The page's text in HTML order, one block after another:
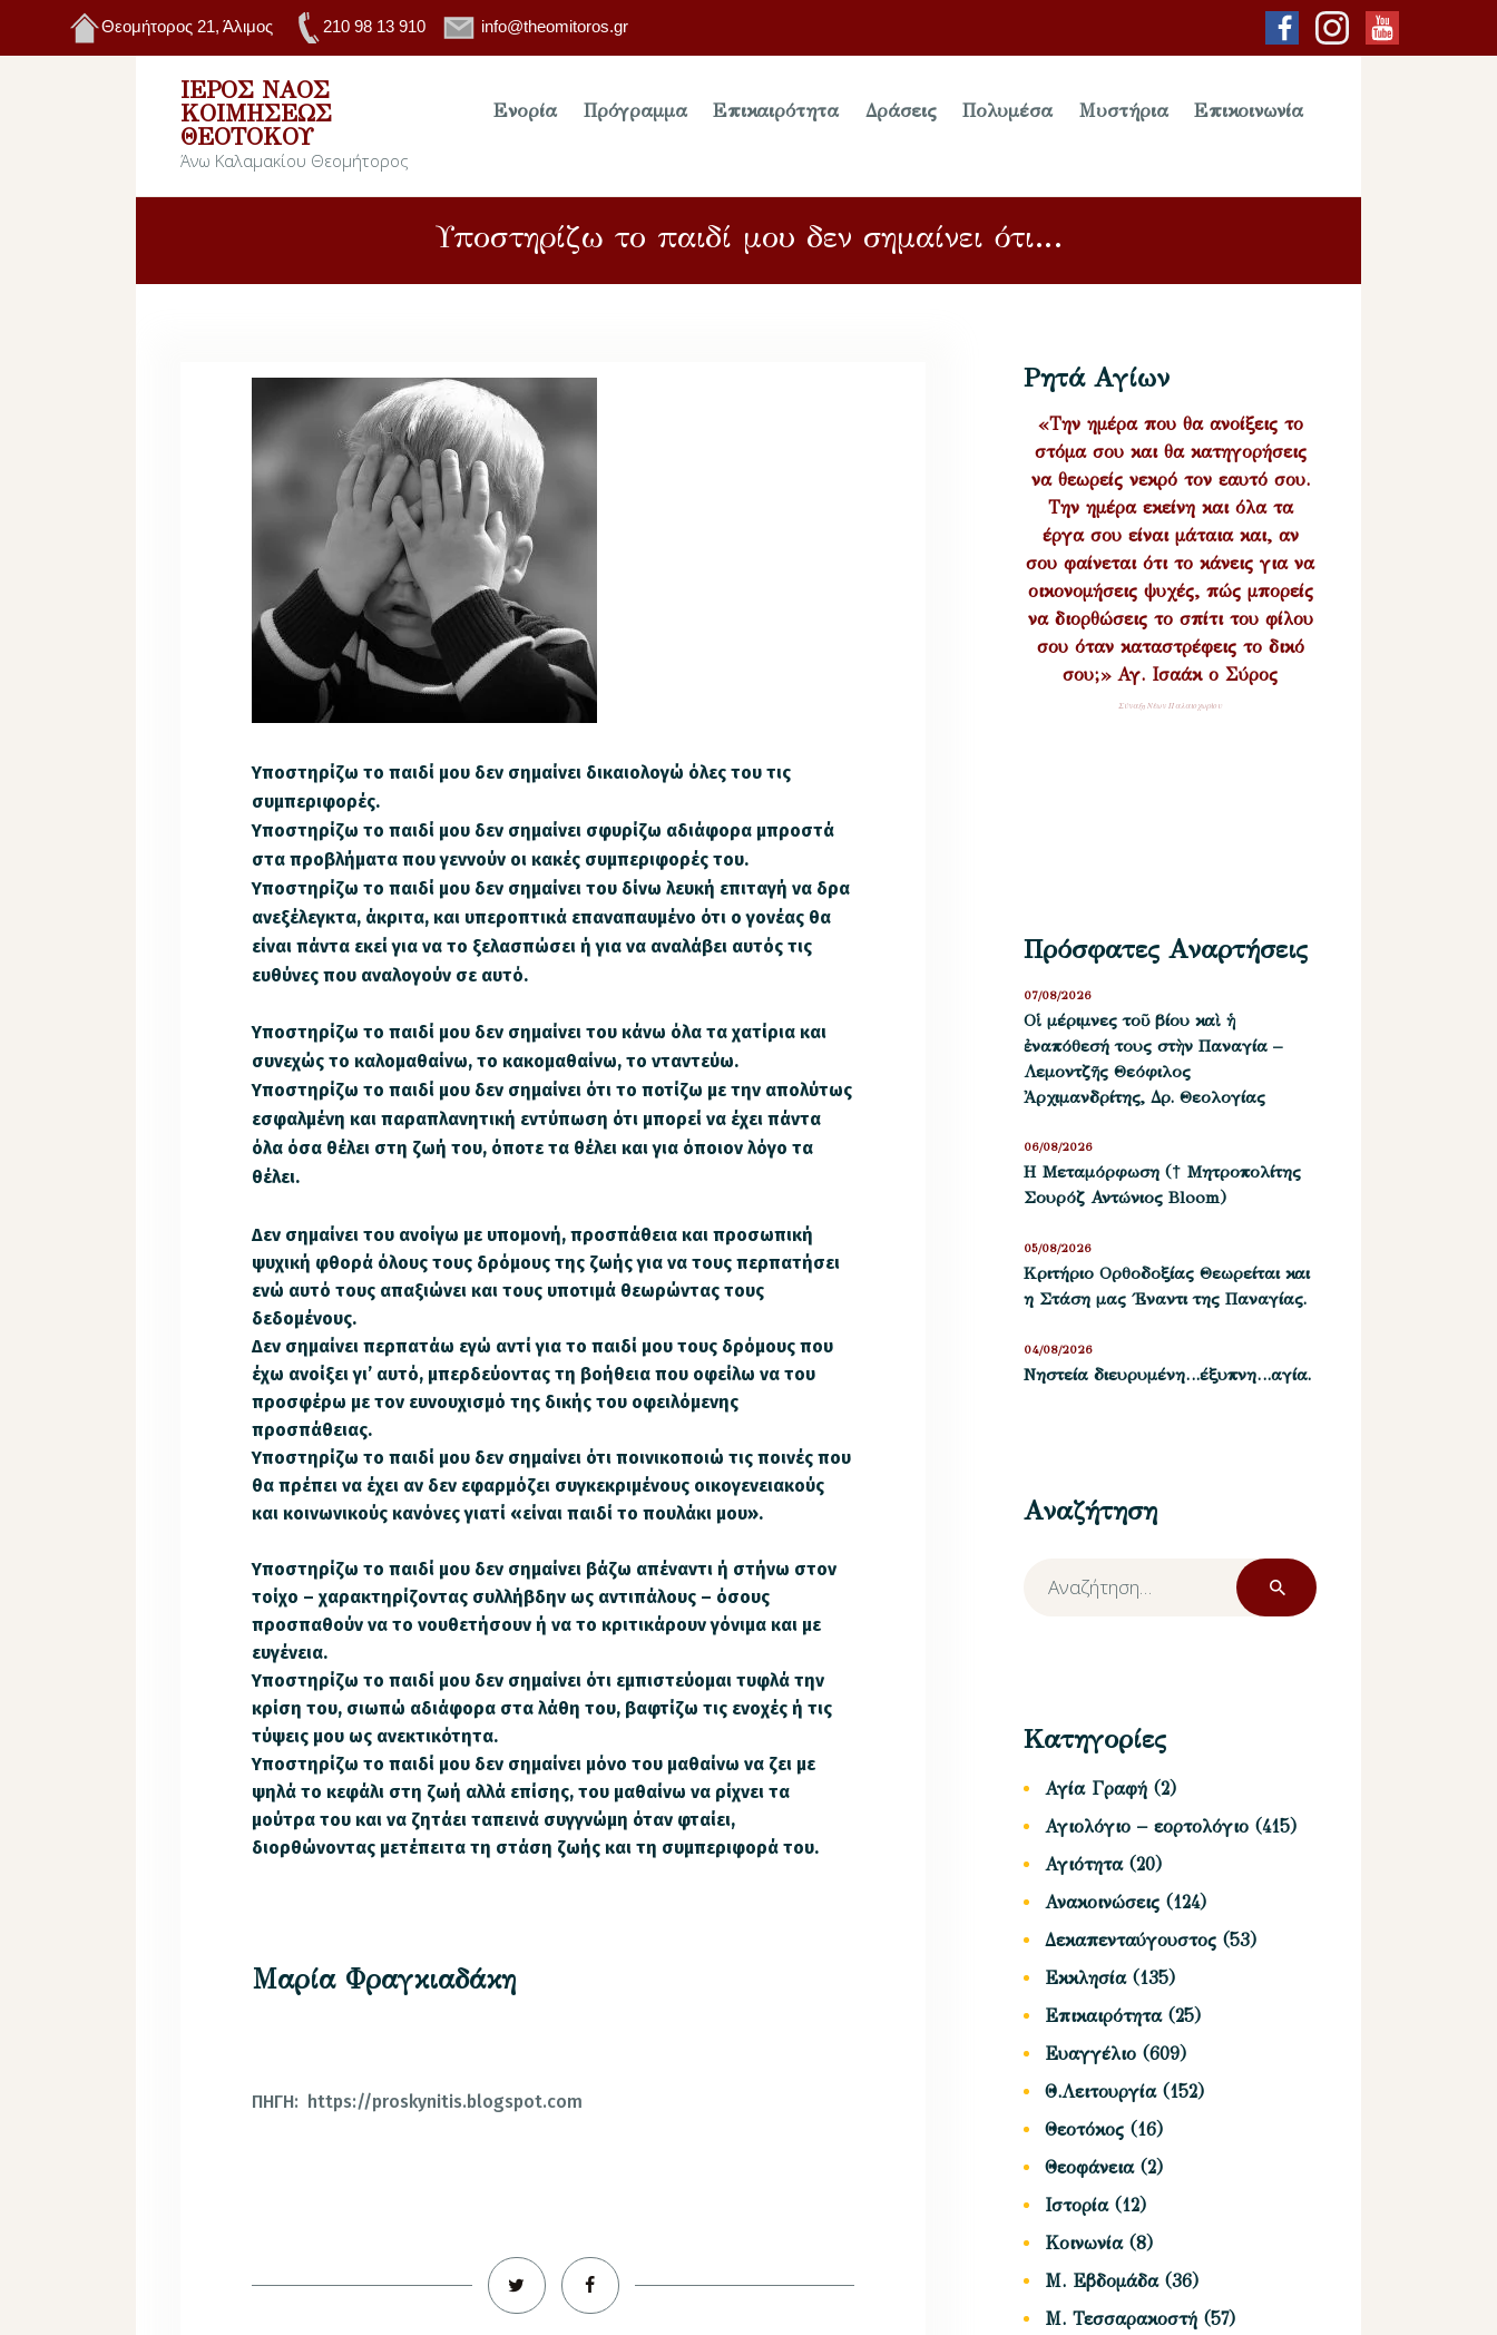
Θεομήτορος 21, Άλιμος 210 98 13 910 info@theomitoros.gr
ΙΕΡΌΣ ΝΑΌΣ
ΚΟΙΜΉΣΕΩΣ
ΘΕΟΤΌΚΟΥ
Άνω Καλαμακίου Θεομήτορος
Ενορία Πρόγραμμα Επικαιρότητα Δράσεις Πολυμέσα Μυστήρια Επικοινωνία
Υποστηρίζω το παιδί μου δεν σημαίνει ότι…
Υποστηρίζω το παιδί μου δεν σημαίνει δικαιολογώ όλες του τις
συμπεριφορές.
Υποστηρίζω το παιδί μου δεν σημαίνει σφυρίζω αδιάφορα μπροστά
στα προβλήματα που γεννούν οι κακές συμπεριφορές του.
Υποστηρίζω το παιδί μου δεν σημαίνει του δίνω λευκή επιταγή να δρα
ανεξέλεγκτα, άκριτα, και υπεροπτικά επαναπαυμένο ότι ο γονέας θα
είναι πάντα εκεί για να το ξελασπώσει ή για να αναλάβει αυτός τις
ευθύνες που αναλογούν σε αυτό.
Υποστηρίζω το παιδί μου δεν σημαίνει του κάνω όλα τα χατίρια και
συνεχώς το καλομαθαίνω, το κακομαθαίνω, το νταντεύω.
Υποστηρίζω το παιδί μου δεν σημαίνει ότι το ποτίζω με την απολύτως
εσφαλμένη και παραπλανητική εντύπωση ότι μπορεί να έχει πάντα
όλα όσα θέλει στη ζωή του, όποτε τα θέλει και για όποιον λόγο τα
θέλει.
Δεν σημαίνει του ανοίγω με υπομονή, προσπάθεια και προσωπική
ψυχική φθορά όλους τους δρόμους της ζωής για να τους περπατήσει
ενώ αυτό τους απαξιώνει και τους υποτιμά θεωρώντας τους
δεδομένους.
Δεν σημαίνει περπατάω εγώ αντί για το παιδί μου τους δρόμους που
έχω ανοίξει γι’ αυτό, μπερδεύοντας τη βοήθεια που οφείλω να του
προσφέρω με τον ευνουχισμό της δικής του οφειλόμενης
προσπάθειας.
Υποστηρίζω το παιδί μου δεν σημαίνει ότι ποινικοποιώ τις ποινές που
θα πρέπει να έχει αν δεν εφαρμόζει συγκεκριμένους οικογενειακούς
και κοινωνικούς κανόνες γιατί «είναι παιδί το πουλάκι μου».
Υποστηρίζω το παιδί μου δεν σημαίνει βάζω απέναντι ή στήνω στον
τοίχο – χαρακτηρίζοντας συλλήβδην ως αντιπάλους – όσους
προσπαθούν να το νουθετήσουν ή να το κριτικάρουν γόνιμα και με
ευγένεια.
Υποστηρίζω το παιδί μου δεν σημαίνει ότι εμπιστεύομαι τυφλά την
κρίση του, σιωπώ αδιάφορα στα λάθη του, βαφτίζω τις ενοχές ή τις
τύψεις μου ως ανεκτικότητα.
Υποστηρίζω το παιδί μου δεν σημαίνει μόνο του μαθαίνω να ζει με
ψηλά το κεφάλι στη ζωή αλλά επίσης, του μαθαίνω να ρίχνει τα
μούτρα του και να ζητάει ταπεινά συγγνώμη όταν φταίει,
διορθώνοντας μετέπειτα τη στάση ζωής και τη συμπεριφορά του.
Μαρία Φραγκιαδάκη
ΠΗΓΗ: https://proskynitis.blogspot.com
Ρητά Αγίων
«Την ημέρα που θα ανοίξεις το
στόμα σου και θα κατηγορήσεις
να θεωρείς νεκρό τον εαυτό σου.
Την ημέρα εκείνη και όλα τα
έργα σου είναι μάταια και, αν
σου φαίνεται ότι το κάνεις για να
οικονομήσεις ψυχές, πώς μπορείς
να διορθώσεις το σπίτι του φίλου
σου όταν καταστρέφεις το δικό
σου;» Αγ. Ισαάκ ο Σύρος
Σύναξη Νέων Παλαιοχωρίου
Πρόσφατες Αναρτήσεις
Οἱ μέριμνες τοῦ βίου καὶ ἡ
ἐναπόθεσή τους στὴν Παναγία –
Λεμοντζῆς Θεόφιλος
Ἀρχιμανδρίτης, Δρ. Θεολογίας
07/08/2026
Η Μεταμόρφωση († Μητροπολίτης
Σουρόζ Αντώνιος Bloom)
06/08/2026
Kριτήριο Oρθοδοξίας Θεωρείται και
η Στάση μας ΄Εναντι της Παναγίας.
05/08/2026
Νηστεία διευρυμένη…έξυπνη…αγία.
04/08/2026
Αναζήτηση
Αναζήτηση
για:
Κατηγορίες
Αγία Γραφή (2)
Αγιολόγιο – εορτολόγιο (415)
Αγιότητα(20)
Ανακοινώσεις (124)
Δεκαπενταύγουστος (53)
Εκκλησία(135)
Επικαιρότητα(25)
Ευαγγέλιο (609)
Θ.Λειτουργία(152)
Θεοτόκος (16)
Θεοφάνεια(2)
Ιστορία(12)
Κοινωνία(8)
Μ. Εβδομάδα(36)
Μ. Τεσσαρακοστή (57)